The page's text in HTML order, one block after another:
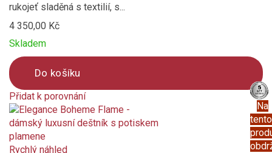
Na
tento
rukojeť sladěná s textilií, s...
4 350,00 Kč
Skladem
Do košíku
Přidat k porovnání
Product
is
added
to
Rychlý náhled